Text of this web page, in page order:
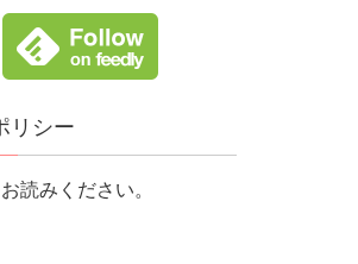
リシー
読みください。